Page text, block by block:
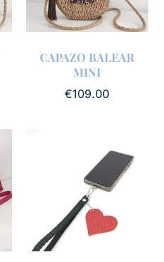
CAPAZO BALEAR
MINI
€109.00